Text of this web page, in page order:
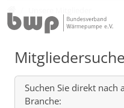
Mitgliedersuche
Suchen Sie direkt nach
Branche: